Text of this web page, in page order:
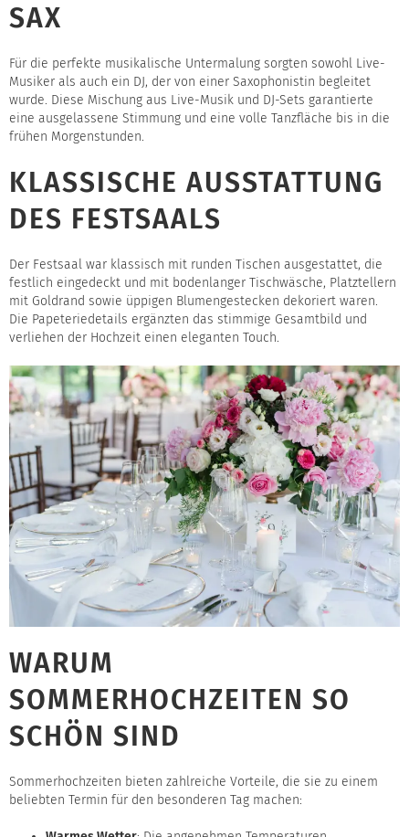
SAX
Für die perfekte musikalische Untermalung sorgten sowohl Live-
Musiker als auch ein DJ, der von einer Saxophonistin begleitet
wurde. Diese Mischung aus Live-Musik und DJ-Sets garantierte
eine ausgelassene Stimmung und eine volle Tanzfläche bis in die
frühen Morgenstunden.
KLASSISCHE AUSSTATTUNG
DES FESTSAALS
Der Festsaal war klassisch mit runden Tischen ausgestattet, die
festlich eingedeckt und mit bodenlanger Tischwäsche, Platztellern
mit Goldrand sowie üppigen Blumengestecken dekoriert waren.
Die Papeteriedetails ergänzten das stimmige Gesamtbild und
verliehen der Hochzeit einen eleganten Touch.
WARUM
SOMMERHOCHZEITEN SO
SCHÖN SIND
Sommerhochzeiten bieten zahlreiche Vorteile, die sie zu einem
beliebten Termin für den besonderen Tag machen: